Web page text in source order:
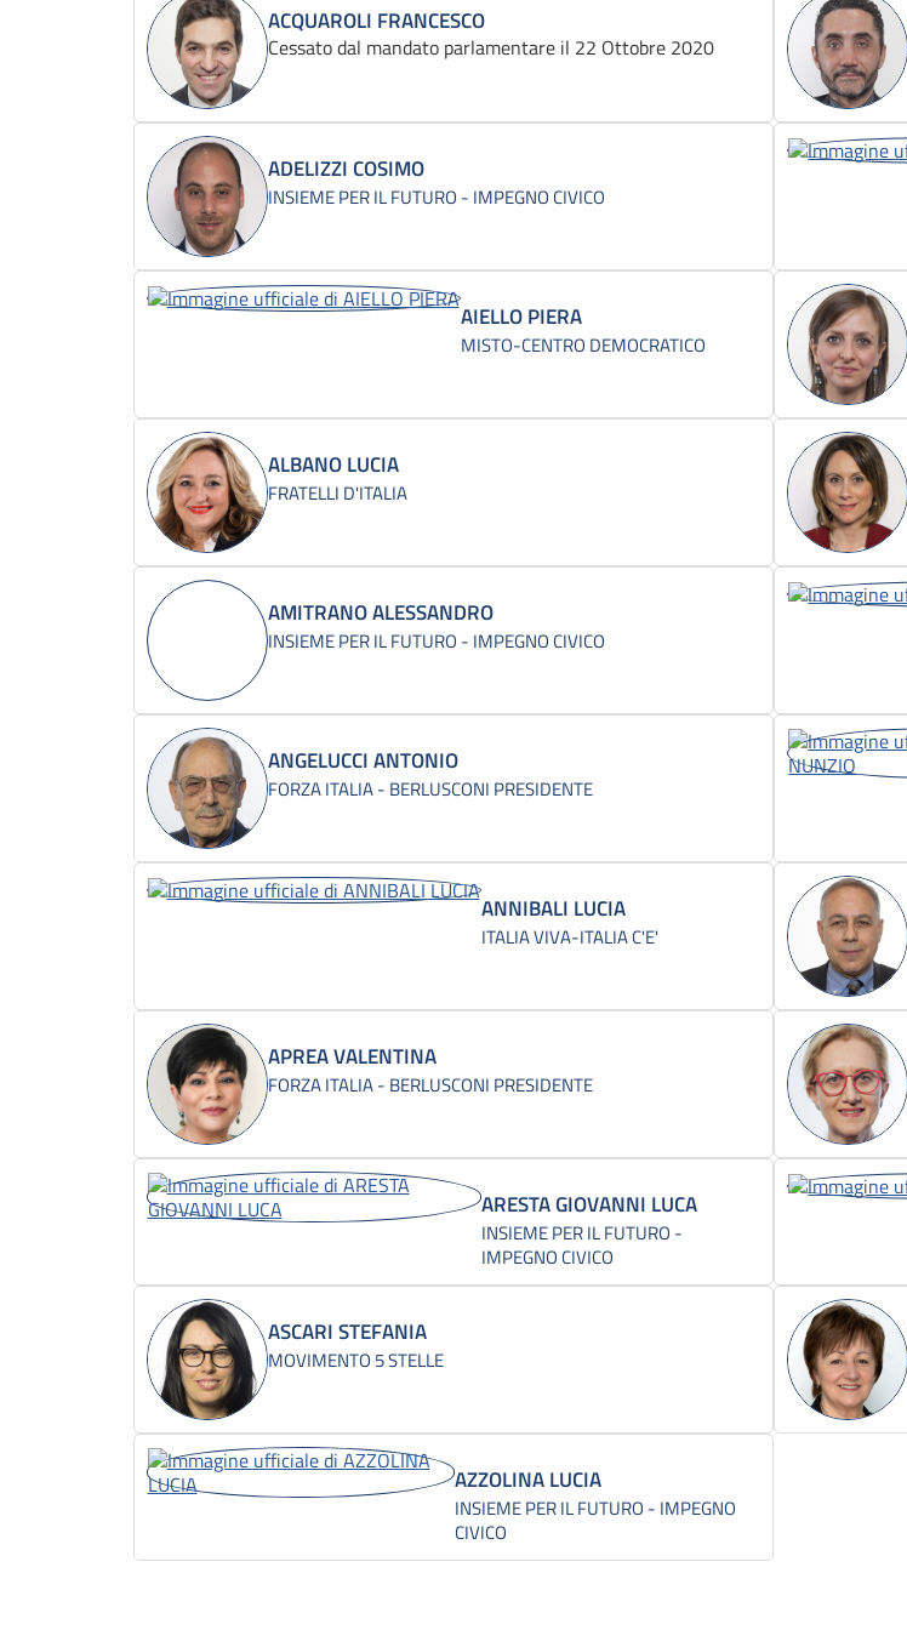
ACQUAROLI FRANCESCO
Cessato dal mandato parlamentare il 22 Ottobre 2020
ADELIZZI COSIMO
INSIEME PER IL FUTURO - IMPEGNO CIVICO
AIELLO PIERA
MISTO-CENTRO DEMOCRATICO
ALBANO LUCIA
FRATELLI D'ITALIA
AMITRANO ALESSANDRO
INSIEME PER IL FUTURO - IMPEGNO CIVICO
ANGELUCCI ANTONIO
FORZA ITALIA - BERLUSCONI PRESIDENTE
ANNIBALI LUCIA
ITALIA VIVA-ITALIA C'E'
APREA VALENTINA
FORZA ITALIA - BERLUSCONI PRESIDENTE
ARESTA GIOVANNI LUCA
INSIEME PER IL FUTURO -
IMPEGNO CIVICO
ASCARI STEFANIA
MOVIMENTO 5 STELLE
AZZOLINA LUCIA
INSIEME PER IL FUTURO - IMPEGNO
CIVICO